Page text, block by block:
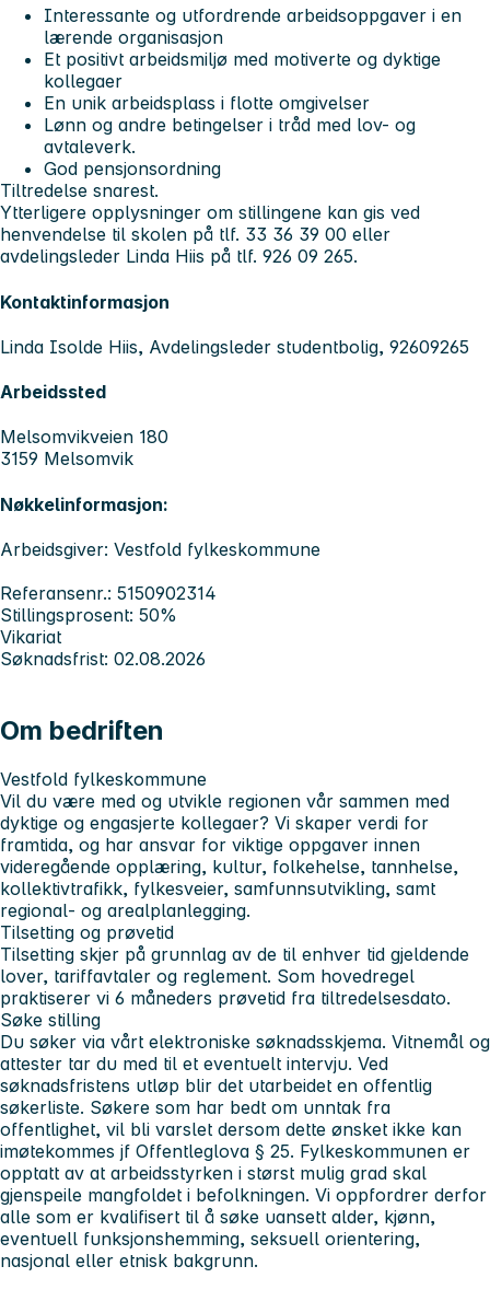
Interessante og utfordrende arbeidsoppgaver i en
lærende organisasjon
Et positivt arbeidsmiljø med motiverte og dyktige
kollegaer
En unik arbeidsplass i flotte omgivelser
Lønn og andre betingelser i tråd med lov- og
avtaleverk.
God pensjonsordning
Tiltredelse snarest.
Ytterligere opplysninger om stillingene kan gis ved
henvendelse til skolen på tlf. 33 36 39 00 eller
avdelingsleder Linda Hiis på tlf. 926 09 265.
Kontaktinformasjon
Linda Isolde Hiis, Avdelingsleder studentbolig, 92609265
Arbeidssted
Melsomvikveien 180
3159 Melsomvik
Nøkkelinformasjon:
Arbeidsgiver: Vestfold fylkeskommune
Referansenr.: 5150902314
Stillingsprosent: 50%
Vikariat
Søknadsfrist: 02.08.2026
Om bedriften
Vestfold fylkeskommune
Vil du være med og utvikle regionen vår sammen med
dyktige og engasjerte kollegaer? Vi skaper verdi for
framtida, og har ansvar for viktige oppgaver innen
videregående opplæring, kultur, folkehelse, tannhelse,
kollektivtrafikk, fylkesveier, samfunnsutvikling, samt
regional- og arealplanlegging.
Tilsetting og prøvetid
Tilsetting skjer på grunnlag av de til enhver tid gjeldende
lover, tariffavtaler og reglement. Som hovedregel
praktiserer vi 6 måneders prøvetid fra tiltredelsesdato.
Søke stilling
Du søker via vårt elektroniske søknadsskjema. Vitnemål og
attester tar du med til et eventuelt intervju. Ved
søknadsfristens utløp blir det utarbeidet en offentlig
søkerliste. Søkere som har bedt om unntak fra
offentlighet, vil bli varslet dersom dette ønsket ikke kan
imøtekommes jf Offentleglova § 25. Fylkeskommunen er
opptatt av at arbeidsstyrken i størst mulig grad skal
gjenspeile mangfoldet i befolkningen. Vi oppfordrer derfor
alle som er kvalifisert til å søke uansett alder, kjønn,
eventuell funksjonshemming, seksuell orientering,
nasjonal eller etnisk bakgrunn.